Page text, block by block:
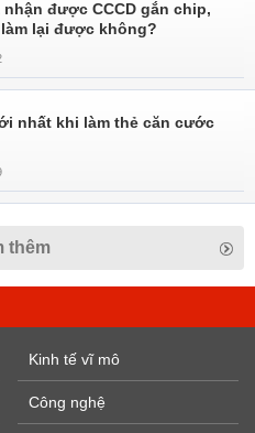
được CCCD gắn chip,
lại được không?
nhất khi làm thẻ căn cước
thêm
Kinh tế vĩ mô
Công nghệ